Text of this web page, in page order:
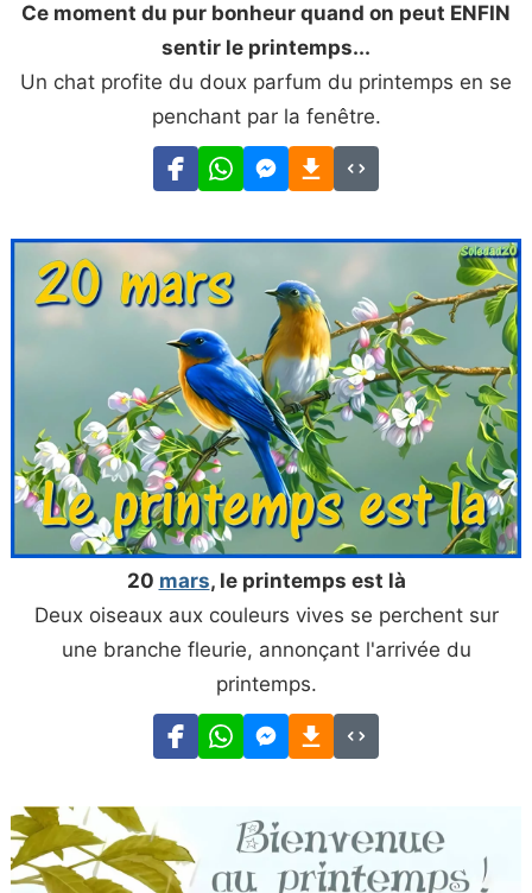
Ce moment du pur bonheur quand on peut ENFIN
sentir le printemps...
Un chat profite du doux parfum du printemps en se
penchant par la fenêtre.
20 mars, le printemps est là
Deux oiseaux aux couleurs vives se perchent sur
une branche fleurie, annonçant l'arrivée du
printemps.